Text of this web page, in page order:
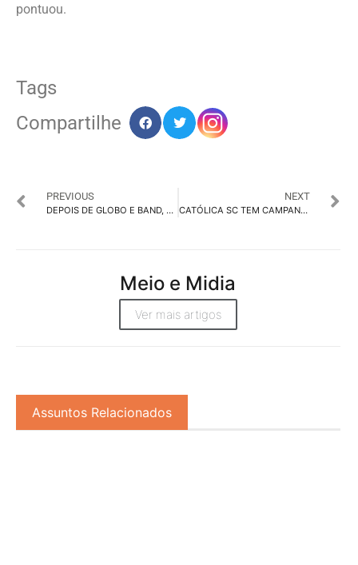
pontuou.
Tags
Compartilhe
PREVIOUS
DEPOIS DE GLOBO E BAND, GRUPO SILVIO SANTOS TAMBÉM LANÇARÁ SUA BET
NEXT
CATÓLICA SC TEM CAMPANHA NO AR ASSINADA PELA PÁPRICA
Meio e Midia
Ver mais artigos
Assuntos Relacionados